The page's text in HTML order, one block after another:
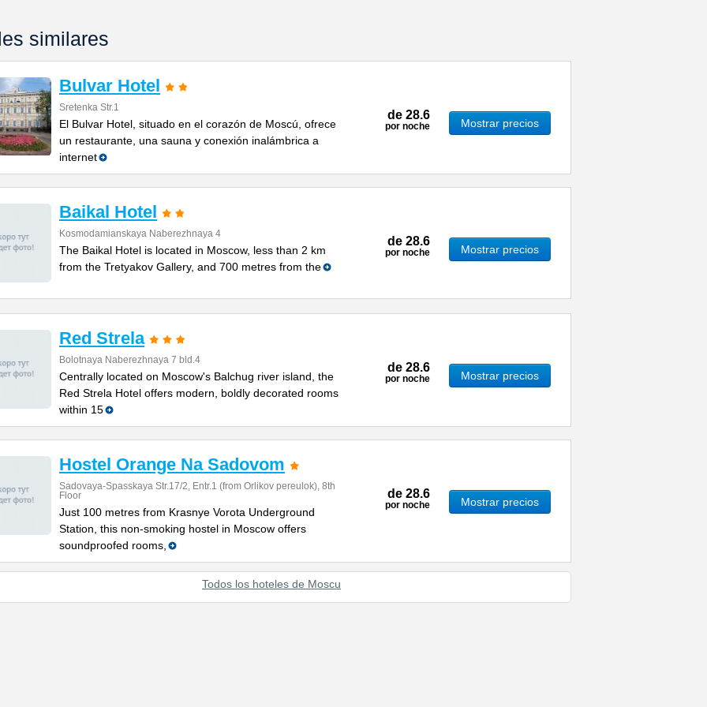
similares
Bulvar Hotel
Sretenka Str.1
El Bulvar Hotel, situado en el corazón de Moscú, ofrece
un restaurante, una sauna y conexión inalámbrica a
internet
de 28.6
por noche Mostrar precios
Baikal Hotel
Kosmodamianskaya Naberezhnaya 4
The Baikal Hotel is located in Moscow, less than 2 km
from the Tretyakov Gallery, and 700 metres from the
de 28.6
por noche Mostrar precios
Red Strela
Bolotnaya Naberezhnaya 7 bld.4
Centrally located on Moscow's Balchug river island, the
Red Strela Hotel offers modern, boldly decorated rooms
within 15
de 28.6
por noche Mostrar precios
Hostel Orange Na Sadovom
Sadovaya-Spasskaya Str.17/2, Entr.1 (from Orlikov pereulok), 8th
Floor
Just 100 metres from Krasnye Vorota Underground
Station, this non-smoking hostel in Moscow offers
soundproofed rooms,
de 28.6
por noche Mostrar precios
Todos los hoteles de Moscu